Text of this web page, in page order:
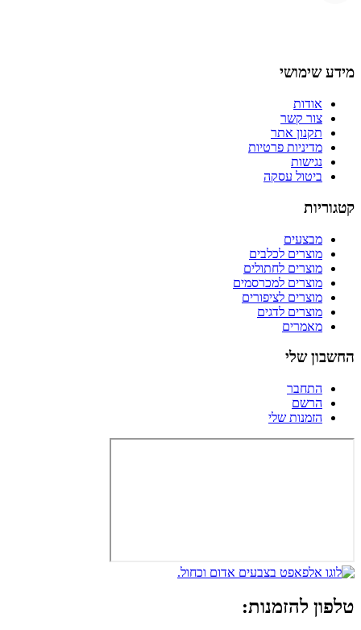
מידע שימושי
אודות
צור קשר
תקנון אתר
מדיניות פרטיות
נגישות
ביטול עסקה
קטגוריות
מבצעים
מוצרים לכלבים
מוצרים לחתולים
מוצרים למכרסמים
מוצרים לציפורים
מוצרים לדגים
מאמרים
החשבון שלי
התחבר
הרשם
הזמנות שלי
טלפון להזמנות: